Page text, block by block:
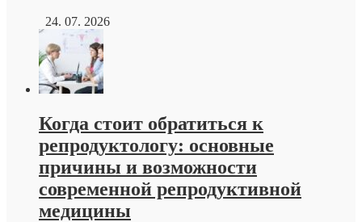
24. 07. 2026
Когда стоит обратиться к
репродуктологу: основные
причины и возможности
современной репродуктивной
медицины